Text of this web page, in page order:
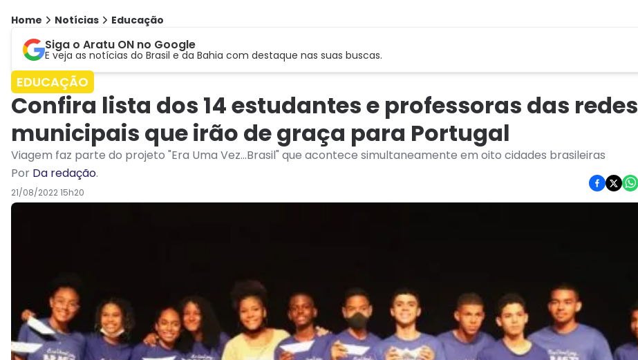
Home Notícias Educação
Siga o Aratu ON no Google
E veja as notícias do Brasil e da Bahia com destaque nas suas buscas.
EDUCAÇÃO
Confira lista dos 14 estudantes e professoras das redes
municipais que irão de graça para Portugal
Viagem faz parte do projeto "Era Uma Vez...Brasil" que acontece simultaneamente em oito cidades brasileiras
Por Da redação.
21/08/2022 15h20